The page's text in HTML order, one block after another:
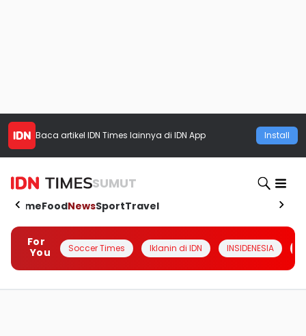
Baca artikel IDN Times lainnya di IDN App Install
SUMUT
HomeFoodNewsSportTravel
For
You
Soccer Times Iklanin di IDN INSIDENESIA